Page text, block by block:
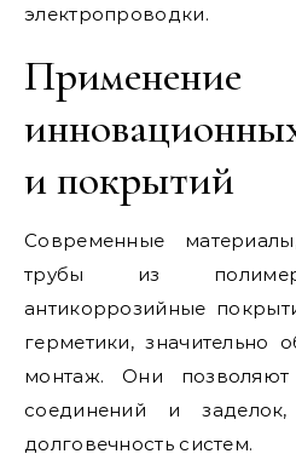
электропроводки.
Применение
и покрытий
Современные
трубы из
антикоррозийные
герметики, значительно
монтаж. Они позволяют
соединений и
долговечность систем.